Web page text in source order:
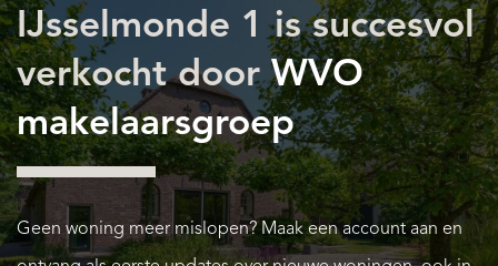
Schuur/garage
De gerenoveerde stenen schuur/garage (tevens
monument) bied plaats aan meerdere auto's, beschikt
over automatische dubbele toegangsdeuren en is tevens
voorzien van een toilet en pantry. De begane grond heeft
een nette oppervlak van maar liefst 129 m². De verdieping
van circa 43 m² is ook voor meerdere doeleinden te
IJsselmonde 1 is succesvol
verkocht doorWVO
makelaarsgroep
Geen woning meer mislopen? Maak een account aan en
DIENSTEN